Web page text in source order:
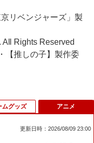
リベンジャーズ」製
Rights Reserved
【推しの子】製作委
ムグッズ アニメ
更新日時：2026/08/09 23:00